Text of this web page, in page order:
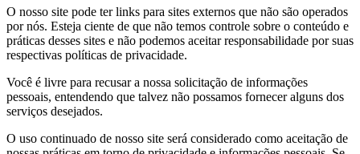
O nosso site pode ter links para sites externos que não são operados
por nós. Esteja ciente de que não temos controle sobre o conteúdo e
práticas desses sites e não podemos aceitar responsabilidade por suas
respectivas políticas de privacidade.
Você é livre para recusar a nossa solicitação de informações
pessoais, entendendo que talvez não possamos fornecer alguns dos
serviços desejados.
O uso continuado de nosso site será considerado como aceitação de